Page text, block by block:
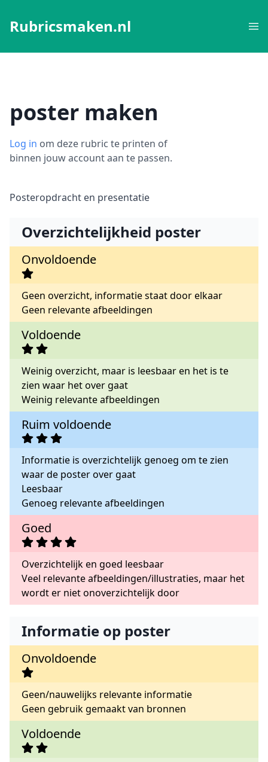
Rubricsmaken.nl
poster maken
Log in om deze rubric te printen of
binnen jouw account aan te passen.
Posteropdracht en presentatie
Overzichtelijkheid poster
Onvoldoende
Geen overzicht, informatie staat door elkaar
Geen relevante afbeeldingen
Voldoende
Weinig overzicht, maar is leesbaar en het is te
zien waar het over gaat
Weinig relevante afbeeldingen
Ruim voldoende
Informatie is overzichtelijk genoeg om te zien
waar de poster over gaat
Leesbaar
Genoeg relevante afbeeldingen
Goed
Overzichtelijk en goed leesbaar
Veel relevante afbeeldingen/illustraties, maar het
wordt er niet onoverzichtelijk door
Informatie op poster
Onvoldoende
Geen/nauwelijks relevante informatie
Geen gebruik gemaakt van bronnen
Voldoende